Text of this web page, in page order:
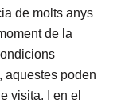
de molts anys
de la
aquestes poden
visita. I en el